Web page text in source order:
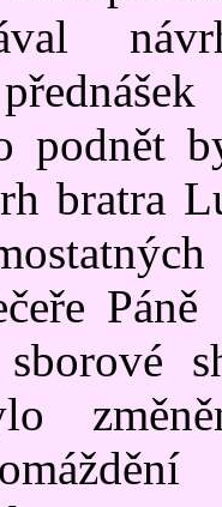
podnět
bratra